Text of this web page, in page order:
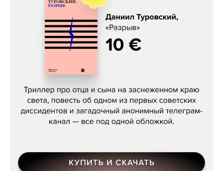
Даниил Туровский, «Разрыв»